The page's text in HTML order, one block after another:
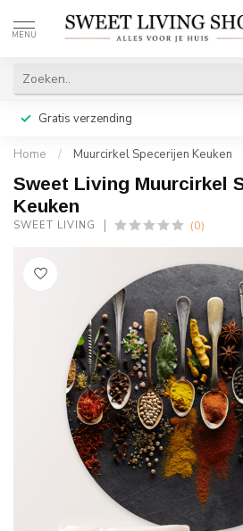
MENU
Gratis verzending
Home / Muurcirkel Specerijen Keuken
Sweet Living Muurcirkel
Keuken
SWEET LIVING (0)